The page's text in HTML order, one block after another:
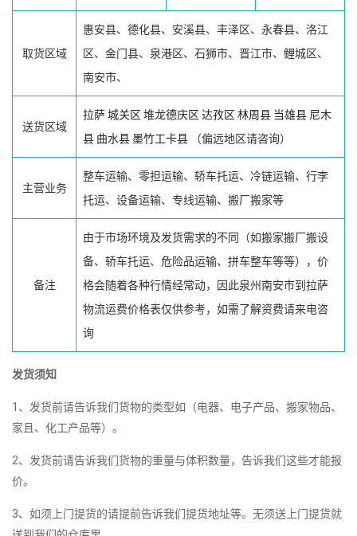
取货区域
惠安县、德化县、安溪县、丰泽区、永春县、洛江
区、金门县、泉港区、石狮市、晋江市、鲤城区、
南安市、
送货区域
拉萨城关区 堆龙德庆区 达孜区 林周县 当雄县 尼木
县 曲水县墨竹工卡县 （偏远地区请咨询）
主营业务
整车运输、零担运输、轿车托运、冷链运输、行李
托运、设备运输、专线运输、搬厂搬家等
备注
由于市场环境及发货需求的不同（如搬家搬厂搬设
备、轿车托运、危险品运输、拼车整车等等），价
格会随着各种行情经常动，因此泉州南安市到拉萨
物流运费价格表仅供参考，如需了解资费请来电咨
询
发货须知
1、发货前请告诉我们货物的类型如（电器、电子产品、搬家物品、
家且、化工产品等）。
2、发货前请告诉我们货物的重量与体积数量，告诉我们这些才能报
价。
3、如须上门提货的请提前告诉我们提货地址等。无须送上门提货就